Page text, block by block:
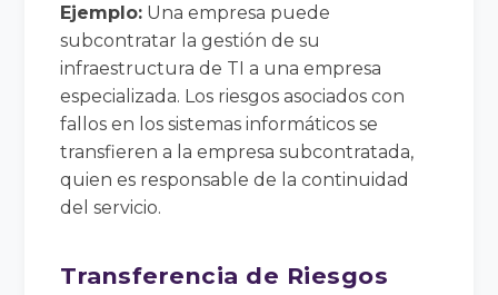
Ejemplo: Una empresa puede
subcontratar la gestión de su
infraestructura de TI a una empresa
especializada. Los riesgos asociados con
fallos en los sistemas informáticos se
transfieren a la empresa subcontratada,
quien es responsable de la continuidad
del servicio.
Transferencia de Riesgos